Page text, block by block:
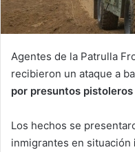
Agentes de la Patrulla
recibieron un ataque a
por presuntos
Los hechos se
inmigrantes en situación